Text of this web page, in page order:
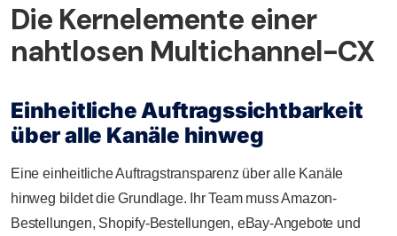
Die Kernelemente einer
nahtlosen Multichannel-CX
Einheitliche Auftragssichtbarkeit
über alle Kanäle hinweg
Eine einheitliche Auftragstransparenz über alle Kanäle
hinweg bildet die Grundlage. Ihr Team muss Amazon-
Bestellungen, Shopify-Bestellungen, eBay-Angebote und